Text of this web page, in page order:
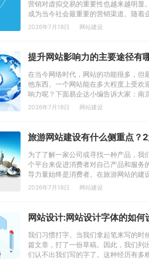
营销对虚拟交易的重要性也越来越明显
成为当今社会最重要的营销渠道。随
2026年7月18日 网站建设
提升网站影响力的主要途径有
在当今网络时代，网站的功能很多，但
他东西。一个网站能在多大程度上受欢
响力呢？下面易企达小编告诉大家：南
2026年7月18日 网站建设
旅游网站建设有什么侧重点？
为了了解一家公司或寻找一种产品，我
个平台来促进消费者对自己产品和服务
导力量始终是消费者。在旅游网站的建
2026年7月18日 网站建设
网站设计:网站设计字体的如何
我们习惯打字。当我们拿起笔来写的时
篇文章，打了一份草稿。因此，我们列
们认不出我们写的字了。这种经历有多